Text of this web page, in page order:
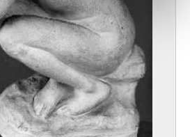
de médias sociaux, de
peuvent combiner celles-ci
que vous leur avez fournies
lors de votre utilisation de leurs